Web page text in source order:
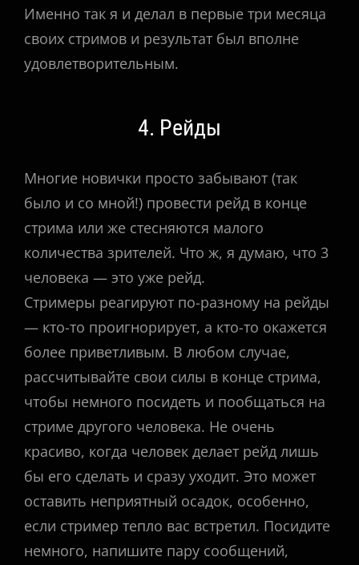
Именно так я и делал в первые три месяца
своих стримов и результат был вполне
удовлетворительным.
4. Рейды
Многие новички просто забывают (так
было и со мной!) провести рейд в конце
стрима или же стесняются малого
количества зрителей. Что ж, я думаю, что 3
человека — это уже рейд.
Стримеры реагируют по-разному на рейды
— кто-то проигнорирует, а кто-то окажется
более приветливым. В любом случае,
рассчитывайте свои силы в конце стрима,
чтобы немного посидеть и пообщаться на
стриме другого человека. Не очень
красиво, когда человек делает рейд лишь
бы его сделать и сразу уходит. Это может
оставить неприятный осадок, особенно,
если стример тепло вас встретил. Посидите
немного, напишите пару сообщений,